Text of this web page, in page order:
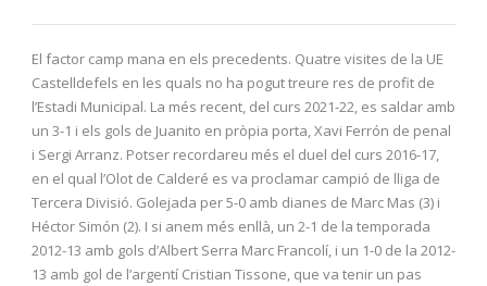
El factor camp mana en els precedents. Quatre visites de la UE
Castelldefels en les quals no ha pogut treure res de profit de
l’Estadi Municipal. La més recent, del curs 2021-22, es saldar amb
un 3-1 i els gols de Juanito en pròpia porta, Xavi Ferrón de penal
i Sergi Arranz. Potser recordareu més el duel del curs 2016-17,
en el qual l’Olot de Calderé es va proclamar campió de lliga de
Tercera Divisió. Golejada per 5-0 amb dianes de Marc Mas (3) i
Héctor Simón (2). I si anem més enllà, un 2-1 de la temporada
2012-13 amb gols d’Albert Serra Marc Francolí, i un 1-0 de la 2012-
13 amb gol de l’argentí Cristian Tissone, que va tenir un pas